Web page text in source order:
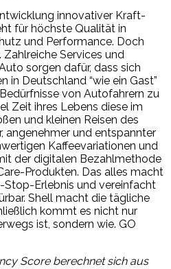
innovativer Kraft-
für höchste Qualität in
und Performance. Doch
Services und
sorgen dafür, dass sich
in Deutschland “wie ein Gast”
von Autofahrern zu
Zeit ihres Lebens diese im
und kleinen Reisen des
angenehmer und entspannter
Kaffeevariationen und
der digitalen Bezahlmethode
Produkten. Das alles macht
Stop-Erlebnis und vereinfacht
Shell macht die tägliche
kommt es nicht nur
ist, sondern wie. GO
Score berechnet sich aus